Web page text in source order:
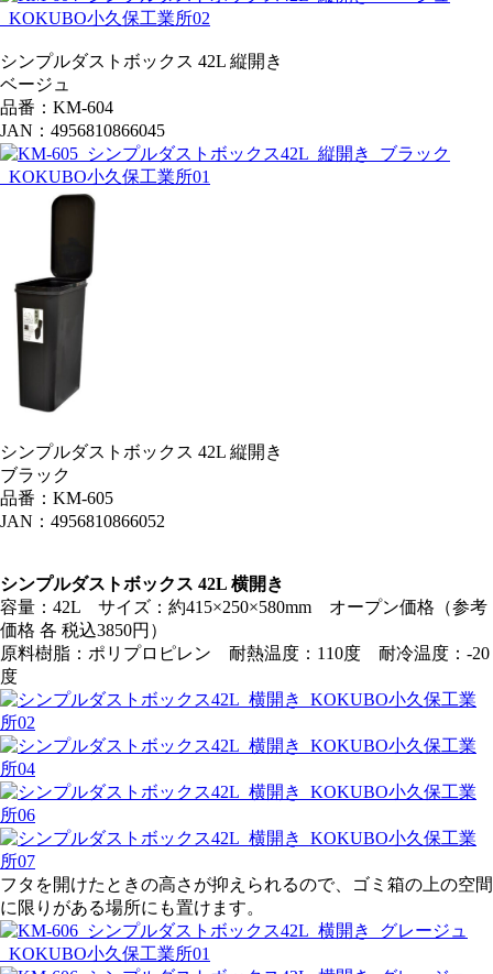
シンプルダストボックス 42L 縦開き
ベージュ
品番：KM-604
JAN：4956810866045
シンプルダストボックス 42L 縦開き
ブラック
品番：KM-605
JAN：4956810866052
シンプルダストボックス 42L 横開き
容量：42L サイズ：約415×250×580mm オープン価格（参考
価格 各 税込3850円）
原料樹脂：ポリプロピレン 耐熱温度：110度 耐冷温度：-20
度
フタを開けたときの高さが抑えられるので、ゴミ箱の上の空間
に限りがある場所にも置けます。